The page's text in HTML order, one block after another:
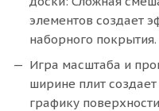
элементов создает
наборного покрытия.
Игра масштаба и
ширине плит
графику